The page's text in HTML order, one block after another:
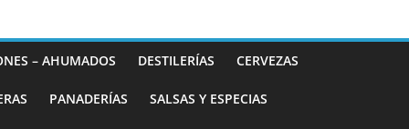
– AHUMADOS DESTILERÍAS CERVEZAS
PANADERÍAS SALSAS Y ESPECIAS